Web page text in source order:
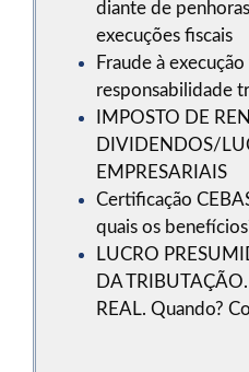
diante de
execuções fiscais
Fraude à
responsabilidade
IMPOSTO DE
DIVIDENDOS/
EMPRESARIAIS
Certificação
quais os
LUCRO
DA
REAL. Quando?